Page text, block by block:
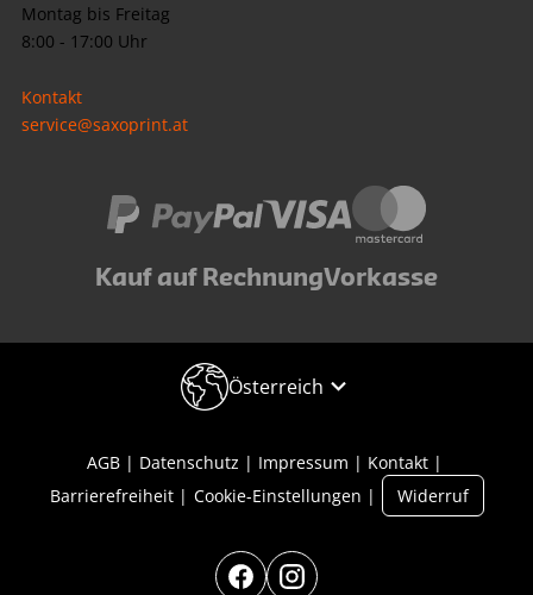
Montag bis Freitag
8:00 - 17:00 Uhr
Kontakt
service@saxoprint.at
Kauf auf RechnungVorkasse
Österreich
AGB Datenschutz Impressum
Kontakt
Barrierefreiheit
Cookie-Einstellungen Widerruf